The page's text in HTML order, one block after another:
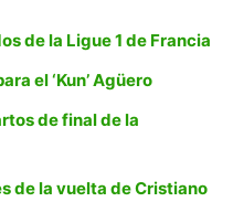
de la Ligue 1 de Francia
el ‘Kun’ Agüero
de final de la
de la vuelta de Cristiano